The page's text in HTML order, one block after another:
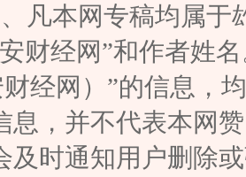
凡本网专稿均属于
财经网”和作者姓
经网）”的信息，
息，并不代表本网
及时通知用户删除